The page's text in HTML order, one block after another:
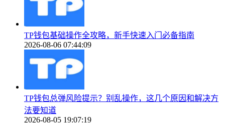
TP钱包基础操作全攻略，新手快速入门必备指南
2026-08-06 07:44:09
TP钱包总弹风险提示？别乱操作，这几个原因和解决方
法要知道
2026-08-05 19:07:19